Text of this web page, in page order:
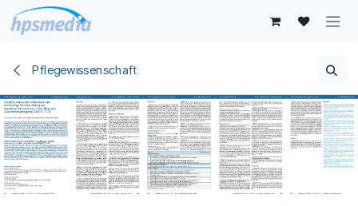
Zum Inhalt springen
Pflegewissenschaft